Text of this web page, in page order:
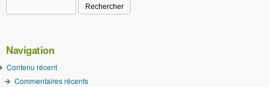
Formulaire de recherche
Navigation
Contenu récent
Commentaires récents